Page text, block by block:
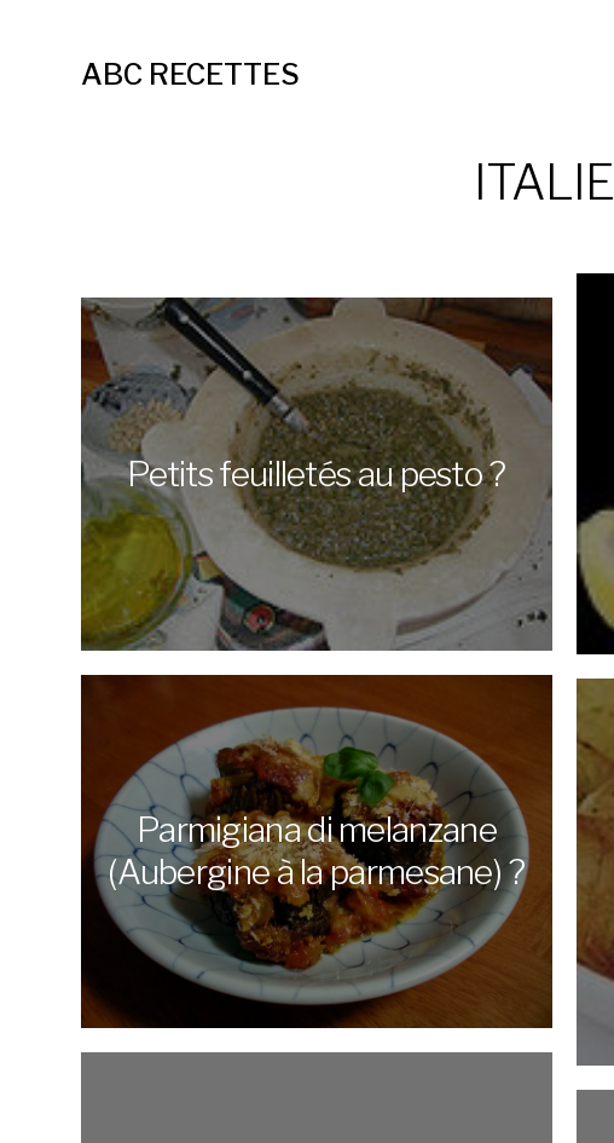
ABC RECETTES
ITALIE
la ricotta ?
Petits feuilletés au pesto ?
Parmigiana di melanzane
(Aubergine à la parmesane) ?